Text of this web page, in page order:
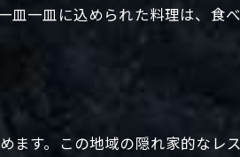
一皿に込められた料理は、食
す。この地域の隠れ家的なレ